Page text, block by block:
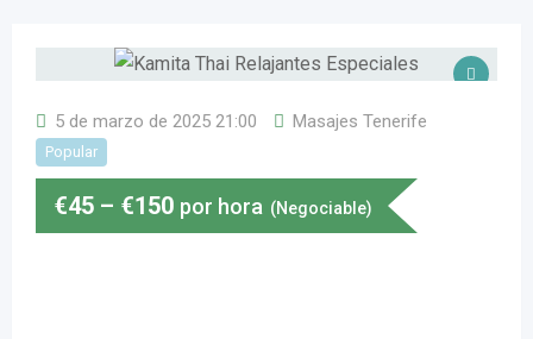
5 de marzo de 2025 21:00 Masajes Tenerife
Popular
€45 – €150 por hora (Negociable)